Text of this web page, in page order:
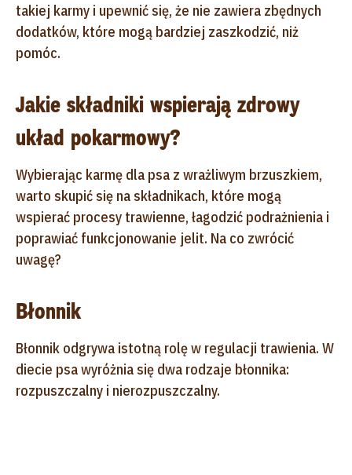
takiej karmy i upewnić się, że nie zawiera zbędnych
dodatków, które mogą bardziej zaszkodzić, niż
pomóc.
Jakie składniki wspierają zdrowy
układ pokarmowy?
Wybierając karmę dla psa z wrażliwym brzuszkiem,
warto skupić się na składnikach, które mogą
wspierać procesy trawienne, łagodzić podrażnienia i
poprawiać funkcjonowanie jelit. Na co zwrócić
uwagę?
Błonnik
Błonnik odgrywa istotną rolę w regulacji trawienia. W
diecie psa wyróżnia się dwa rodzaje błonnika:
rozpuszczalny i nierozpuszczalny.